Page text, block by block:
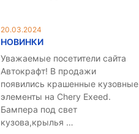
20.03.2024
НОВИНКИ
Уважаемые посетители сайта
Автокрафт! В продажи
появились крашенные кузовные
элементы на Chery Exeed.
Бампера под свет
кузова,крылья …